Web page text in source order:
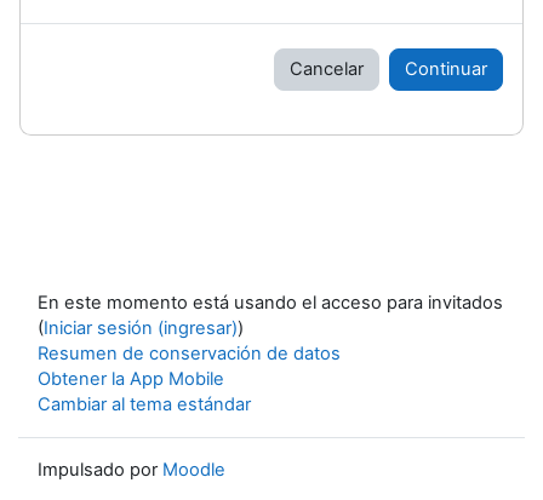
Cancelar Continuar
En este momento está usando el acceso para invitados
(Iniciar sesión (ingresar))
Resumen de conservación de datos
Obtener la App Mobile
Cambiar al tema estándar
Impulsado por Moodle